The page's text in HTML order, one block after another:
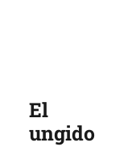
El
ungido